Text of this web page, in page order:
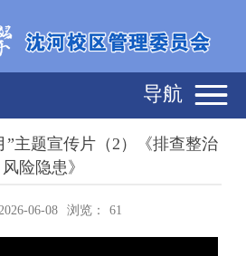
导航
”主题宣传片（2）《排查整治
风险隐患》
06-08 浏览： 61